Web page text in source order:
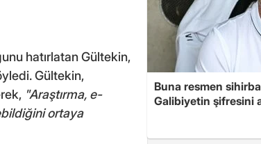
hatırlatan Gültekin,
Gültekin,
"Araştırma, e-
ortaya
Buna resmen
Galibiyetin şifresini